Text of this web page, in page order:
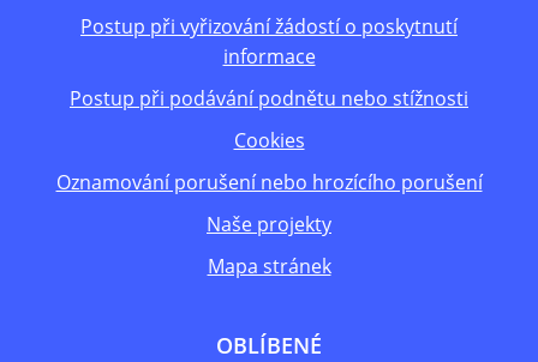
Postup při vyřizování žádostí o poskytnutí
informace
Postup při podávání podnětu nebo stížnosti
Cookies
Oznamování porušení nebo hrozícího porušení
Naše projekty
Mapa stránek
OBLÍBENÉ